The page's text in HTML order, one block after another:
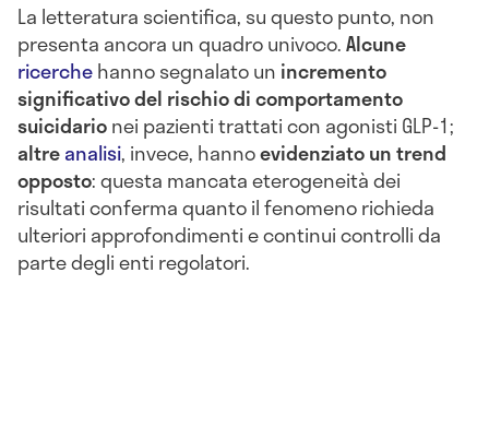
La letteratura scientifica, su questo punto, non
presenta ancora un quadro univoco.Alcune
ricerchehanno segnalato un incremento
significativo del rischio di comportamento
suicidarionei pazienti trattati con agonisti GLP-1;
altreanalisi, invece, hannoevidenziato un trend
opposto: questa mancata eterogeneità dei
risultati conferma quanto il fenomeno richieda
ulteriori approfondimenti e continui controlli da
parte degli enti regolatori.